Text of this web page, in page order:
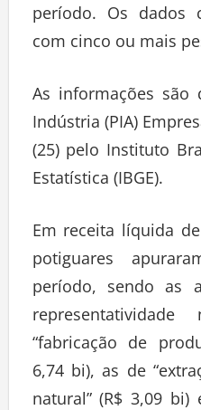
período. Os dados
com cinco ou mais
As informações são
Indústria (PIA)
(25) pelo Instituto
Estatística (IBGE).
Em receita líquida
potiguares
período, sendo as
“fabricação de
6,74 bi), as de
natural” (R$ 3,09 bi)